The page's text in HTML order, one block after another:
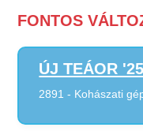
FONTOS
ÚJ TEÁOR
2891 - Kohászati